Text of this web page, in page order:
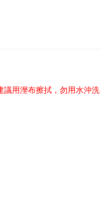
用溼布擦拭，勿用水沖洗